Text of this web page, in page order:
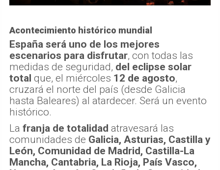
Acontecimiento histórico mundial
España será uno de los mejores
escenarios para disfrutar, con todas las
medidas de seguridad, del eclipse solar
total que, el miércoles 12 de agosto,
cruzará el norte del país (desde Galicia
hasta Baleares) al atardecer. Será un evento
histórico.
La franja de totalidad atravesará las
comunidades de Galicia, Asturias, Castilla y
León, Comunidad de Madrid, Castilla-La
Mancha, Cantabria, La Rioja, País Vasco,